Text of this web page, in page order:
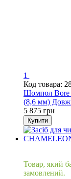
1
Код товара:
Шомпол Bore
(8,6 мм)
5 875 грн
Купити
Товар, який
замовлений.